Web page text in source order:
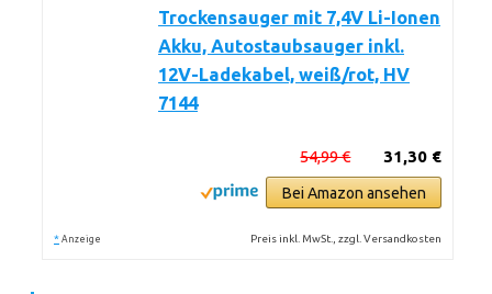
Trockensauger mit 7,4V Li-Ionen
Akku, Autostaubsauger inkl.
12V-Ladekabel, weiß/rot, HV
7144
31,30 €
54,99 €
Bei Amazon ansehen
* Anzeige Preis inkl. MwSt., zzgl. Versandkosten